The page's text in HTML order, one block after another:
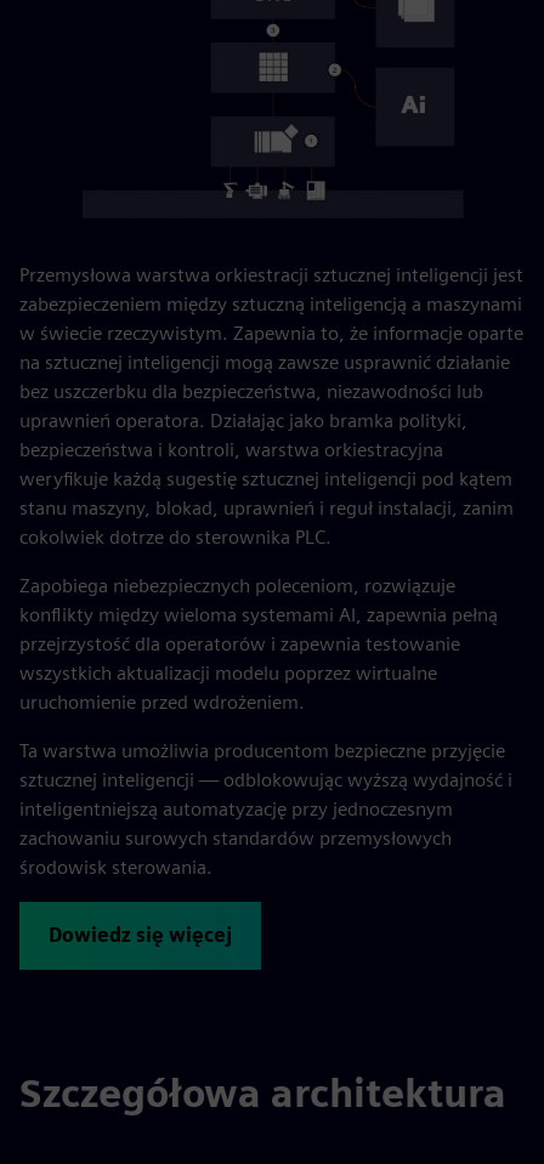
Przemysłowa warstwa orkiestracji sztucznej inteligencji jest
zabezpieczeniem między sztuczną inteligencją a maszynami
w świecie rzeczywistym. Zapewnia to, że informacje oparte
na sztucznej inteligencji mogą zawsze usprawnić działanie
bez uszczerbku dla bezpieczeństwa, niezawodności lub
uprawnień operatora. Działając jako bramka polityki,
bezpieczeństwa i kontroli, warstwa orkiestracyjna
weryfikuje każdą sugestię sztucznej inteligencji pod kątem
stanu maszyny, blokad, uprawnień i reguł instalacji, zanim
cokolwiek dotrze do sterownika PLC.
Zapobiega niebezpiecznych poleceniom, rozwiązuje
konflikty między wieloma systemami AI, zapewnia pełną
przejrzystość dla operatorów i zapewnia testowanie
wszystkich aktualizacji modelu poprzez wirtualne
uruchomienie przed wdrożeniem.
Ta warstwa umożliwia producentom bezpieczne przyjęcie
sztucznej inteligencji — odblokowując wyższą wydajność i
inteligentniejszą automatyzację przy jednoczesnym
zachowaniu surowych standardów przemysłowych
środowisk sterowania.
Dowiedz się więcej
Szczegółowa architektura